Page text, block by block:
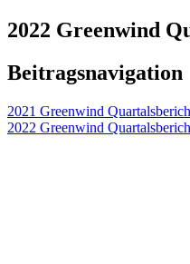
2022 Greenwind
Beitragsnavigation
2021 Greenwind
2022 Greenwind